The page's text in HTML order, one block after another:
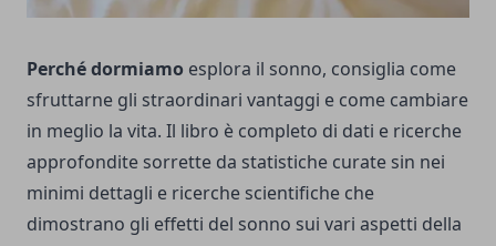
Perché dormiamo esplora il sonno, consiglia come
sfruttarne gli straordinari vantaggi e come cambiare
in meglio la vita. Il libro è completo di dati e ricerche
approfondite sorrette da statistiche curate sin nei
minimi dettagli e ricerche scientifiche che
dimostrano gli effetti del sonno sui vari aspetti della